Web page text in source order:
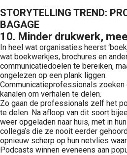
STORYTELLING TREND:
BAGAGE
10. Minder drukwerk,
In heel wat organisaties heerst
wat boekwerkjes, brochures en
communicatiedoelen te bereiken,
ongelezen op een plank liggen.
Communicatieprofessionals zoeken
kanalen om verhalen te delen.
Zo gaan de professionals zelf het
te delen. Na afloop van dit soort
weer opgeladen naar huis, met in
collega’s die ze nooit eerder
opnieuw scherp op hun netvlies
Podcasts winnen eveneens aan